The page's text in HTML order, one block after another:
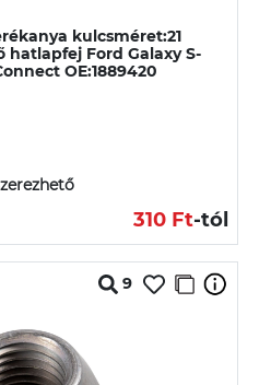
kulcsméret:21
hatlapfej Ford Galaxy S-
OE:1889420
310 Ft-tól
9